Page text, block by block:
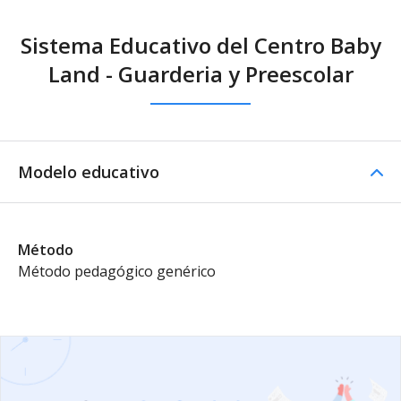
Sistema Educativo del Centro Baby
Land - Guarderia y Preescolar
Modelo educativo
Método
Método pedagógico genérico